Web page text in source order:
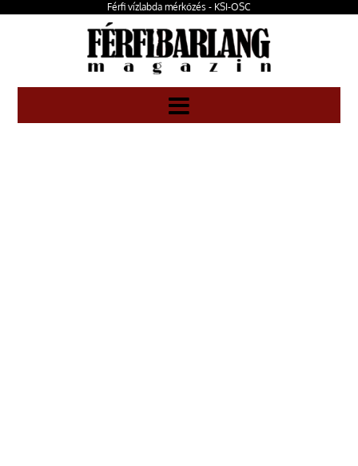
Férfi vízlabda mérkőzés - KSI-OSC